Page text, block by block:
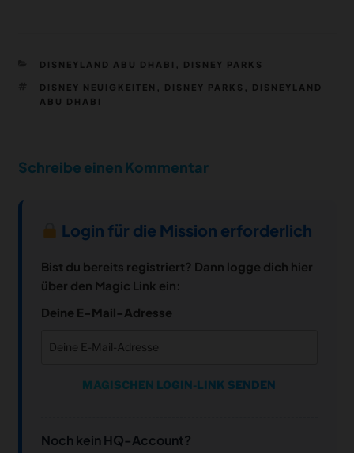
KATEGORIEN
DISNEYLAND ABU DHABI DISNEY PARKS
SCHLAGWÖRTER
DISNEY NEUIGKEITEN DISNEY PARKS
DISNEYLAND
ABU DHABI
Schreibe einen Kommentar
Login für die Mission erforderlich
Bist du bereits registriert? Dann logge dich hier
über den Magic Link ein:
Deine E-Mail-Adresse
MAGISCHEN LOGIN-LINK SENDEN
Noch kein HQ-Account?